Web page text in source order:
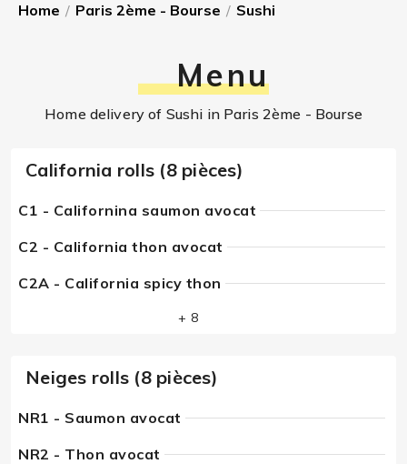
Home / Paris 2ème - Bourse / Sushi
Menu
Home delivery of Sushi in Paris 2ème - Bourse
California rolls (8 pièces)
C1 - Californina saumon avocat
C2 - California thon avocat
C2A - California spicy thon
+ 8
Neiges rolls (8 pièces)
NR1 - Saumon avocat
NR2 - Thon avocat